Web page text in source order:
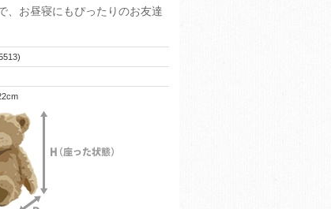
、お昼寝にもぴったりのお友達